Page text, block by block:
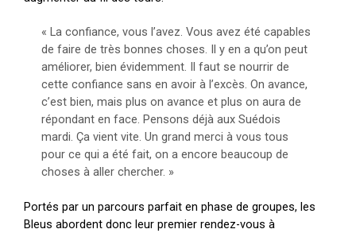
« La confiance, vous l’avez. Vous avez été capables
de faire de très bonnes choses. Il y en a qu’on peut
améliorer, bien évidemment. Il faut se nourrir de
cette confiance sans en avoir à l’excès. On avance,
c’est bien, mais plus on avance et plus on aura de
répondant en face. Pensons déjà aux Suédois
mardi. Ça vient vite. Un grand merci à vous tous
pour ce qui a été fait, on a encore beaucoup de
choses à aller chercher. »
Portés par un parcours parfait en phase de groupes, les
Bleus abordent donc leur premier rendez-vous à